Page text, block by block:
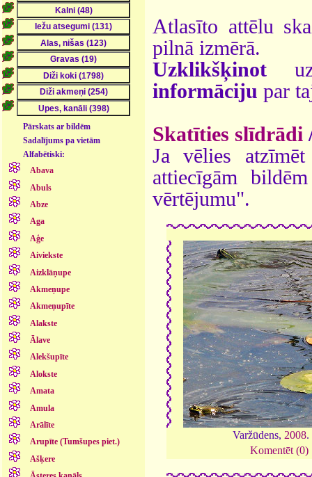
Pārskats ar bildēm
Sadalījums pa vietām
Alfabētiski:
Abava
Abuls
Abze
Aga
Aģe
Aiviekste
Aizklāņupe
Akmeņupe
Akmeņupīte
Alakste
Ālave
Alekšupīte
Alokste
Amata
Amula
Arālīte
Arupīte (Tumšupes piet.)
Ašķere
Atlasīto attēlu
pilnā izmērā.
Uzklikšķinot
informāciju par
Skatīties slīdrādi
Ja vēlies
attiecīgām
vērtējumu".
Varžūdens, 2008.
Komentēt (0)